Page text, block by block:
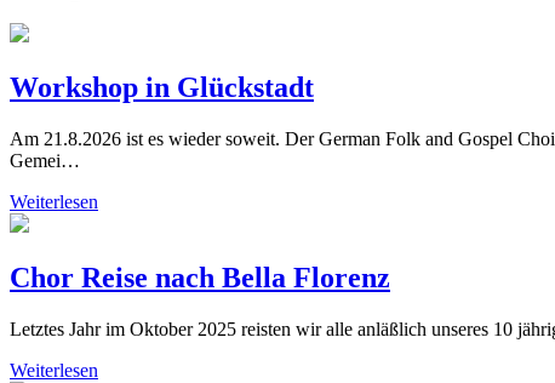
Workshop in Glückstadt
Am 21.8.2026 ist es wieder soweit. Der German Folk and Gospel
Gemei…
Weiterlesen
Chor Reise nach Bella Florenz
Letztes Jahr im Oktober 2025 reisten wir alle anläßlich unseres 10
Weiterlesen